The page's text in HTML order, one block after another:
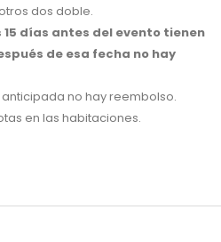
dos doble.
días antes del evento tienen
de esa fecha no hay
no hay reembolso.
en las habitaciones.